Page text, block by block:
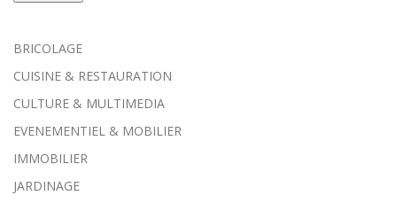
BRICOLAGE
CUISINE & RESTAURATION
CULTURE & MULTIMEDIA
EVENEMENTIEL & MOBILIER
IMMOBILIER
JARDINAGE